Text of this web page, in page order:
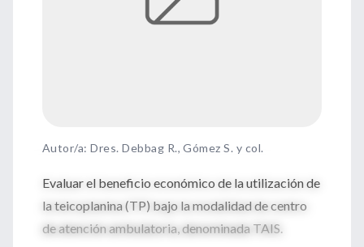
Autor/a: Dres. Debbag R., Gómez S. y col.
Evaluar el beneficio económico de la utilización de
la teicoplanina (TP) bajo la modalidad de centro
de atención ambulatoria, denominada TAIS.